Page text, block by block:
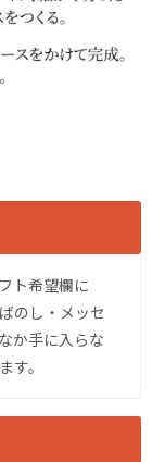
ト希望欄に
のし・メッセ
か手に入らな
す。